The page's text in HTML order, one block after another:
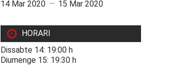
14 Mar 2020 — 15 Mar 2020
HORARI
Dissabte 14: 19:00 h
Diumenge 15: 19:30 h